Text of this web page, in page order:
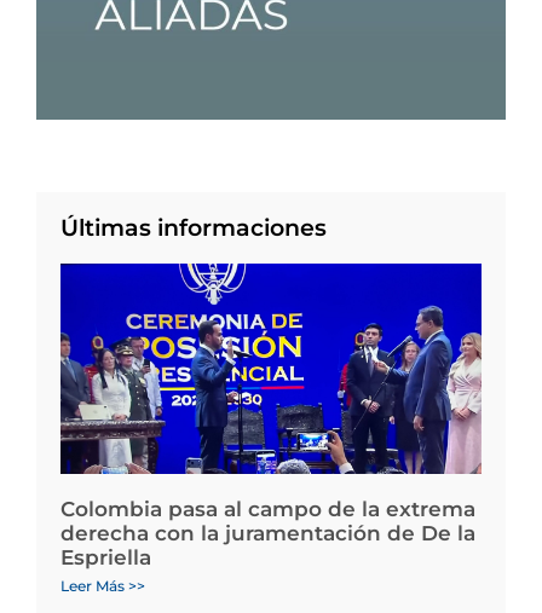
Últimas informaciones
Colombia pasa al campo de la extrema
derecha con la juramentación de De la
Espriella
Leer Más >>